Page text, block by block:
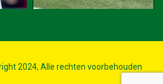
2024, Alle rechten voorbehouden